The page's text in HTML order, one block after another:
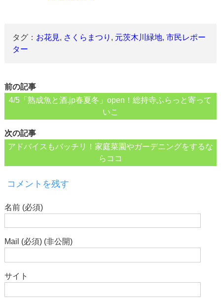
タグ： お花見, さくらまつり , 元茨木川緑地,市民レポー
ター
前の記事
4/5「熟成魚と酒.jp春夏冬」open！総持寺ふらっと寄って
いこ
次の記事
アドバイスもバッチリ！家庭菜園やガーデニングをするな
らココ
コメントを残す
名前 (必須)
Mail (必須) (非公開)
サイト